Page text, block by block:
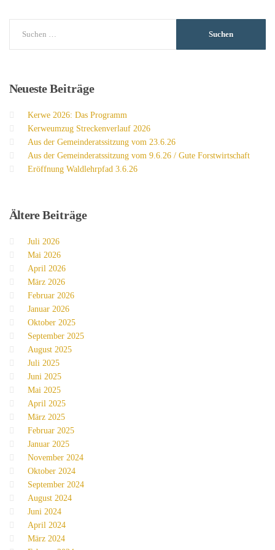
NeuesteBeiträge
Kerwe 2026: Das Programm
Kerweumzug Streckenverlauf 2026
Aus der Gemeinderatssitzung vom 23.6.26
Aus der Gemeinderatssitzung vom 9.6.26 / Gute Forstwirtschaft
Eröffnung Waldlehrpfad 3.6.26
ÄltereBeiträge
Juli 2026
Mai 2026
April 2026
März 2026
Februar 2026
Januar 2026
Oktober 2025
September 2025
August 2025
Juli 2025
Juni 2025
Mai 2025
April 2025
März 2025
Februar 2025
Januar 2025
November 2024
Oktober 2024
September 2024
August 2024
Juni 2024
April 2024
März 2024